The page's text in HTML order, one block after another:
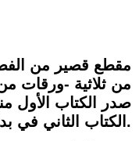
مقطع قصير من
من ثلاثية -ورقات
الكتاب الثاني في بداية السنة الادارية الجديدة.